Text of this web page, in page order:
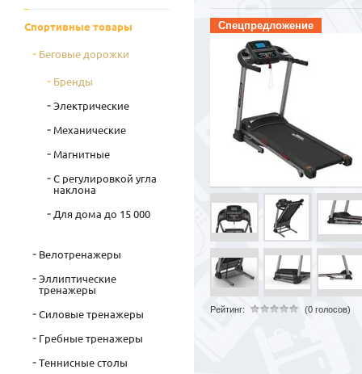
Спецпредложение
Рейтинг: (0 голосов)
Спортивные товары
Беговые дорожки
Бренды
Электрические
Механические
Магнитные
С регулировкой угла
наклона
Для дома до 15 000
Велотренажеры
Эллиптические
тренажеры
Силовые тренажеры
Гребные тренажеры
Теннисные столы